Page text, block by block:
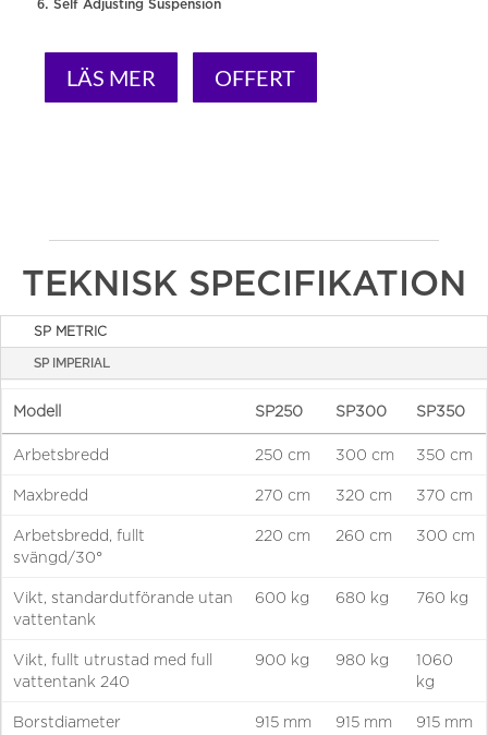
Self Adjusting Suspension
LÄS MER OFFERT
TEKNISK SPECIFIKATION
SP METRIC
SP IMPERIAL
Modell SP250 SP300 SP350
Arbetsbredd 250 cm 300 cm 350 cm
Maxbredd 270 cm 320 cm 370 cm
Arbetsbredd, fullt
svängd/30°
220 cm 260 cm 300 cm
Vikt, standardutförande utan
vattentank
600 kg 680 kg 760 kg
Vikt, fullt utrustad med full
vattentank 240
900 kg 980 kg
1060
kg
Borstdiameter 915 mm 915 mm 915 mm